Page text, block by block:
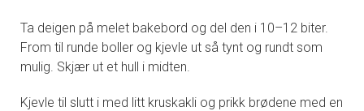
Ta deigen på melet bakebord og del den i 10–12 biter.
From til runde boller og kjevle ut så tynt og rundt som
mulig. Skjær ut et hull i midten.
Kjevle til slutt i med litt kruskakli og prikk brødene med en